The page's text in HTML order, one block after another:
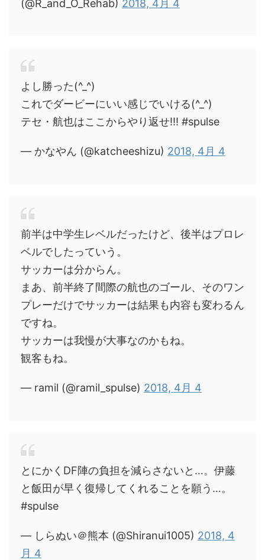
(@R_and_O_Rehab) 2018, 4月 4
よし勝った(^_^)
これでダービーにいい感じでいける(^_^)
テセ・航也はここからやり返せ!!! #spulse
— かなやん (@katcheeshizu) 2018, 4月 4
前半は中学生レベルだったけど、後半はプロレ
ベルでしたっていう。
サッカーは分からん。
まあ、前半終了間際の航也のゴール、そのワン
プレーだけでサッカーは結果も内容も変わるん
ですね。
サッカーは我慢が大事なのかもね。
観客もね。
— ramil (@ramil_spulse) 2018, 4月 4
とにかくDF陣の負担を減らさないと…。伊藤
と飯田が早く復帰してくれることを願う…。
#spulse
— しらぬい＠熊本 (@Shiranui1005) 2018, 4
月 4